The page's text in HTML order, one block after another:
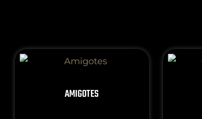
AMIGOTES